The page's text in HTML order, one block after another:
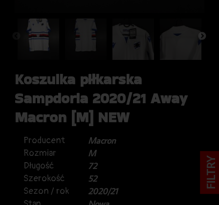
Koszulka piłkarska
Sampdoria 2020/21 Away
Macron [M] NEW
Producent
Macron
Rozmiar
M
Długość
72
Szerokość
52
Sezon / rok
2020/21
FILTRY